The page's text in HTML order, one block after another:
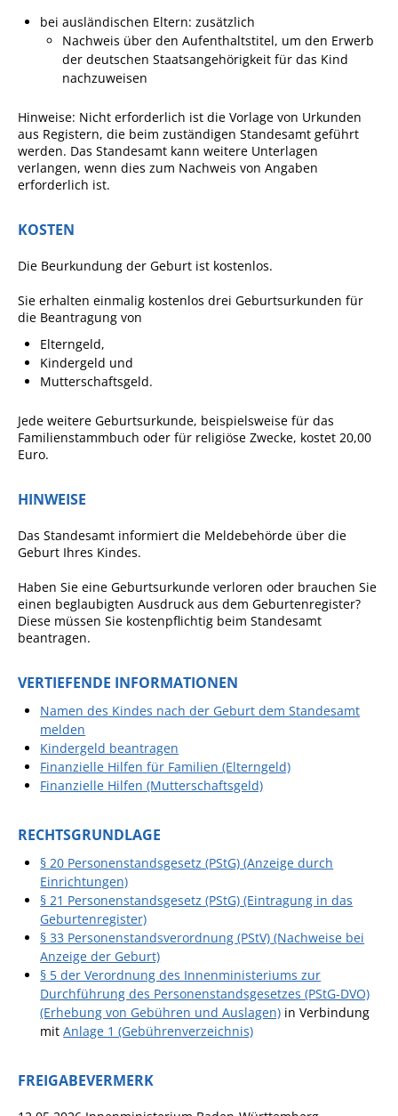
Gemeinderat
Standesamtliche
Karriere
Onlinezugangsgesetz
Natur Umwelt Klima
Gemmrigheim
Angebote für Senioren
Orestiada
Kirchen
Geschichte
Projekt Summendes
Markungsputzete
Pflanzbeete
Aktion „PFLÜCK MICH!“
Boulebahn
Willkommensbesuche
Krabbelgruppe
bei ausländischen Eltern: zusätzlich
Nachweis über den Aufenthaltstitel, um den Erwerb
der deutschen Staatsangehörigkeit für das Kind
nachzuweisen
Hinweise: Nicht erforderlich ist die Vorlage von Urkunden
aus Registern, die beim zuständigen Standesamt geführt
werden. Das Standesamt kann weitere Unterlagen
verlangen, wenn dies zum Nachweis von Angaben
erforderlich ist.
KOSTEN
Die Beurkundung der Geburt ist kostenlos.
Sie erhalten einmalig kostenlos drei Geburtsurkunden für
die Beantragung von
Elterngeld,
Kindergeld und
Mutterschaftsgeld.
Jede weitere Geburtsurkunde, beispielsweise für das
Familienstammbuch oder für religiöse Zwecke, kostet 20,00
Euro.
HINWEISE
Das Standesamt informiert die Meldebehörde über die
Geburt Ihres Kindes.
Haben Sie eine Geburtsurkunde verloren oder brauchen Sie
einen beglaubigten Ausdruck aus dem Geburtenregister?
Diese müssen Sie kostenpflichtig beim Standesamt
beantragen.
VERTIEFENDE INFORMATIONEN
Namen des Kindes nach der Geburt dem Standesamt
melden
Kindergeld beantragen
Finanzielle Hilfen für Familien (Elterngeld)
Finanzielle Hilfen (Mutterschaftsgeld)
RECHTSGRUNDLAGE
§ 20 Personenstandsgesetz (PStG) (Anzeige durch
Einrichtungen)
§ 21 Personenstandsgesetz (PStG) (Eintragung in das
Geburtenregister)
§ 33 Personenstandsverordnung (PStV) (Nachweise bei
Anzeige der Geburt)
§ 5 der Verordnung des Innenministeriums zur
Durchführung des Personenstandsgesetzes (PStG-DVO)
(Erhebung von Gebühren und Auslagen) in Verbindung
mitAnlage 1 (Gebührenverzeichnis)
FREIGABEVERMERK